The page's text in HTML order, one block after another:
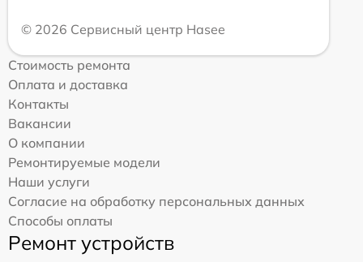
© 2026 Сервисный центр Hasee
Стоимость ремонта
Оплата и доставка
Контакты
Вакансии
О компании
Ремонтируемые модели
Наши услуги
Согласие на обработку персональных данных
Способы оплаты
Ремонт устройств